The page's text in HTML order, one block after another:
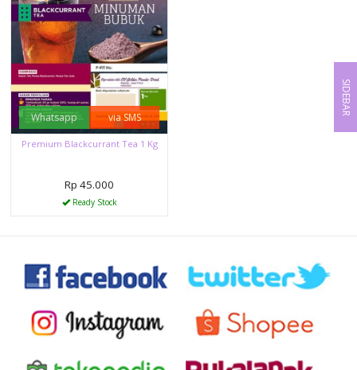
Whatsapp via SMS
Premium Blackcurrant Tea 1 Kg
Rp 45.000
Ready Stock
SIDEBAR